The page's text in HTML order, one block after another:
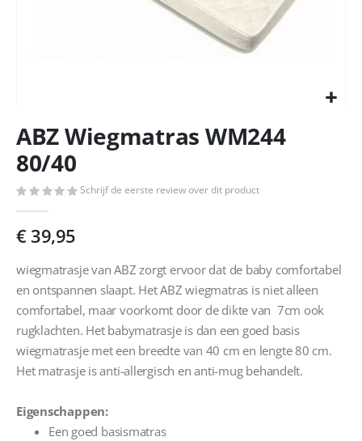
naar
het
begin
de
afbeeldingen-
gallerij
ABZ Wiegmatras WM244
80/40
Schrijf de eerste review over dit product
€ 39,95
wiegmatrasje van ABZ zorgt ervoor dat de baby comfortabel
en ontspannen slaapt. Het ABZ wiegmatras is niet alleen
comfortabel, maar voorkomt door de dikte van 7cm ook
rugklachten. Het babymatrasje is dan een goed basis
wiegmatrasje met een breedte van 40 cm en lengte 80 cm.
Het matrasje is anti-allergisch en anti-mug behandelt.
Eigenschappen:
Een goed basismatras